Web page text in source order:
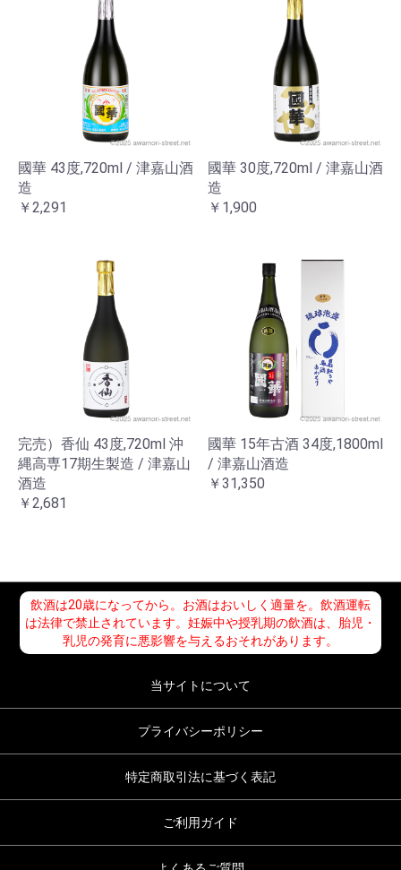
國華 43度,720ml / 津嘉山酒
造
￥2,291
國華 30度,720ml / 津嘉山酒
造
￥1,900
完売）香仙 43度,720ml 沖
縄高専17期生製造 / 津嘉山
酒造
￥2,681
國華 15年古酒 34度,1800ml
/ 津嘉山酒造
￥31,350
飲酒は20歳になってから。お酒はおいしく適量を。飲酒運転
は法律で禁止されています。妊娠中や授乳期の飲酒は、胎児・
乳児の発育に悪影響を与えるおそれがあります。
当サイトについて
プライバシーポリシー
特定商取引法に基づく表記
ご利用ガイド